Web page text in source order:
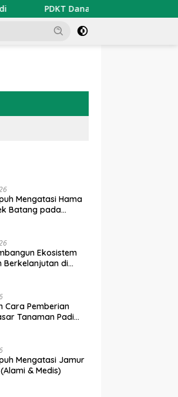
PDKT Danau Tempe : Pendekatan
Ekonomi Sumber Daya Lahan:
Mengatasi Hama
Batang pada
Ekosistem
Berkelanjutan di
Cara Pemberian
Tanaman Padi
Mengatasi Jamur
& Medis)